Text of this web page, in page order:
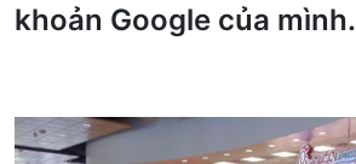
khoản Google của mình.